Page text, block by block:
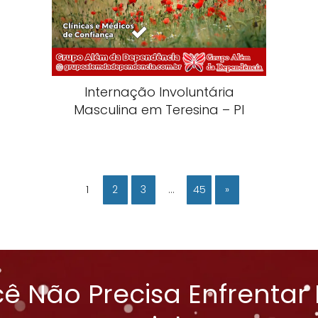
Internação Involuntária
Masculina em Teresina – PI
1 2 3 … 45 »
Não Precisa Enfrentar